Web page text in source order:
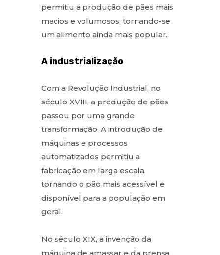
permitiu a produção de pães mais
macios e volumosos, tornando-se
um alimento ainda mais popular.
A industrialização
Com a Revolução Industrial, no
século XVIII, a produção de pães
passou por uma grande
transformação. A introdução de
máquinas e processos
automatizados permitiu a
fabricação em larga escala,
tornando o pão mais acessível e
disponível para a população em
geral.
No século XIX, a invenção da
máquina de amassar e da prensa